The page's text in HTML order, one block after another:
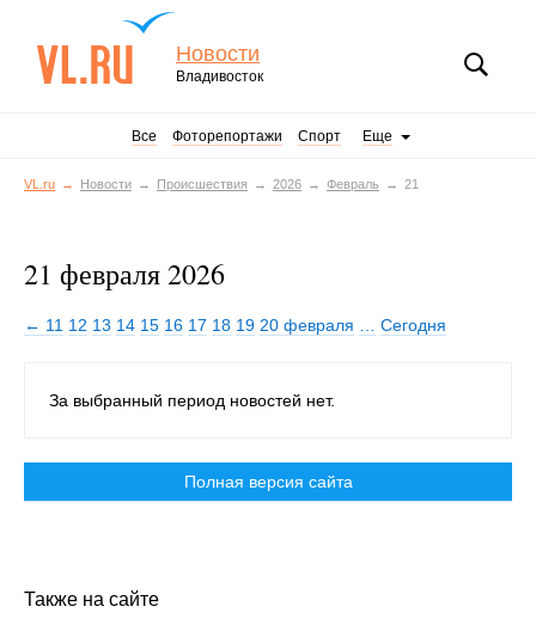
Новости
Владивосток
Все Фоторепортажи Спорт Еще
VL.ru Новости Происшествия 2026 Февраль 21
21 февраля 2026
← 11 12 13 14 15 16 17 18 19 20 февраля Сегодня
За выбранный период новостей нет.
Полная версия сайта
Также на сайте